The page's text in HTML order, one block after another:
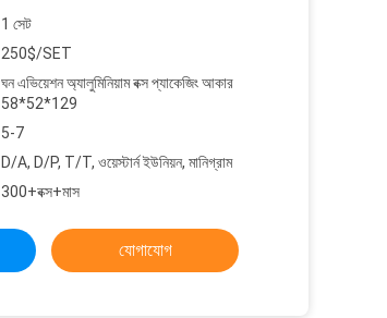
1 সেট
250$/SET
ঘন এভিয়েশন অ্যালুমিনিয়াম বক্স প্যাকেজিং আকার
58*52*129
5-7
D/A, D/P, T/T, ওয়েস্টার্ন ইউনিয়ন, মানিগ্রাম
300+বক্স+মাস
যোগাযোগ